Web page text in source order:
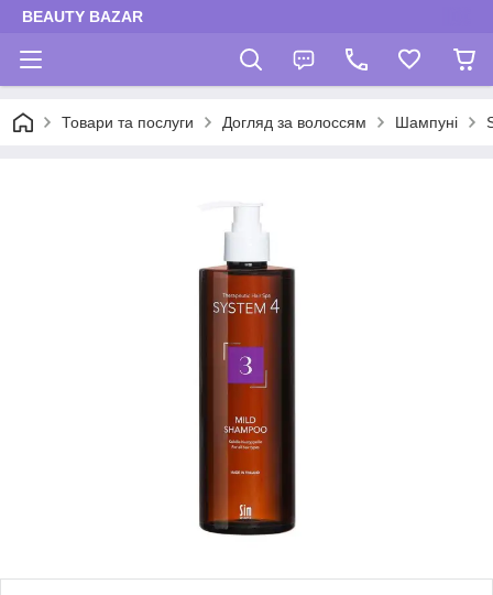
BEAUTY BAZAR
Товари та послуги Догляд за волоссям Шампуні